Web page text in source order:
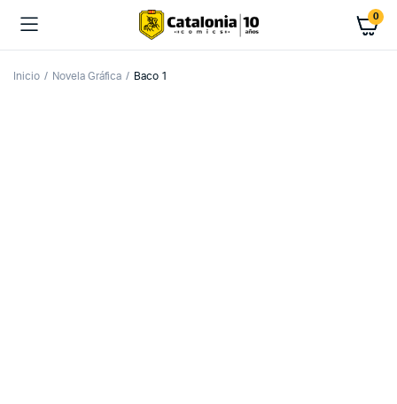
0
Inicio Novela Gráfica Baco 1